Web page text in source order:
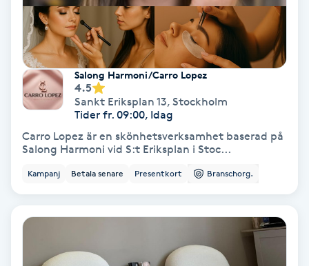
Hudföryngring
Huduppstramning
Hudvård
Hyaluronsyra
Hyperhidros
Hypnos
Hårborttagning
Salong Harmoni/Carro Lopez
4.5
Sankt Eriksplan 13, Stockholm
Tider fr. 09:00, Idag
Carro Lopez är en skönhetsverksamhet baserad på
Salong Harmoni vid S:t Eriksplan i Stoc...
Kampanj Betala senare Presentkort Branschorg.